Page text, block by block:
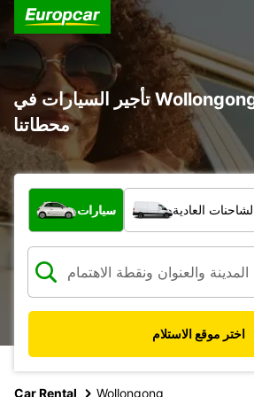
تأجير السيارات في Wollongong : اكتشف جميع
محطاتنا
ما نوع المركبة؟
سيارات العادية
اختر موقع الاستلام
Car Rental Wollongong